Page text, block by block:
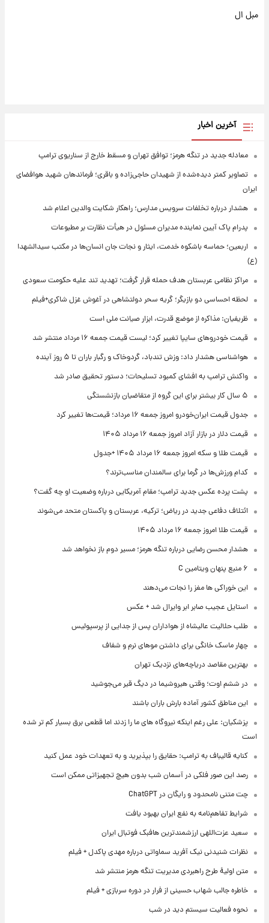
مبل ال
آخرین اخبار
معادله جدید در تنگه هرمز؛ توافق تهران و مسقط خارج از سناریوی ترامپ
تصاویر کمتر دیده‌شده از شهیدان حاجی‌زاده و باقری؛ فرماندهان شهید هوافضای
ایران
هشدار درباره تخلفات سرویس مدارس؛ راهکار شکایت والدین اعلام شد
پدرام پاک آیین نماینده مدیران مسئول در هیأت نظارت بر مطبوعات
اربعین؛ حماسه باشکوه خدمت، ایثار و نجات جان انسان‌ها در مکتب سیدالشهدا
(ع)
مراکز نظامی عربستان هدف حمله قرار گرفت؛ تهدید تند علیه حکومت سعودی
لحظه احساسی دو بازیگر؛ گریه سحر دولتشاهی در آغوش غزل شاکری+فیلم
ظریفیان: مذاکره از موضع قدرت، ابزار صیانت ملی است
قیمت خودروهای سایپا تغییر کرد؛ لیست قیمت جمعه ۱۶ مرداد منتشر شد
هواشناسی هشدار داد: وزش تندباد، گردوخاک و رگبار باران تا ۵ روز آینده
واکنش ترامپ به افشای کمبود تسلیحات؛ دستور تحقیق صادر شد
۵ سال کار بیشتر برای این گروه از متقاضیان بازنشستگی
جدول قیمت ایران‌خودرو امروز جمعه ۱۶ مرداد؛ قیمت‌ها تغییر کرد
قیمت دلار در بازار آزاد امروز جمعه ۱۶ مرداد ۱۴۰۵
قیمت طلا و سکه امروز جمعه ۱۶ مرداد ۱۴۰۵ +جدول
کدام ورزش‌ها در گرما برای سالمندان مناسب‌ترند؟
پشت پرده عکس جدید ترامپ؛ مقام آمریکایی درباره وضعیت او چه گفت؟
ائتلاف دفاعی جدید در ریاض؛ ترکیه، عربستان و پاکستان متحد می‌شوند
قیمت طلا امروز جمعه ۱۶ مرداد ۱۴۰۵
هشدار محسن رضایی درباره تنگه هرمز؛ مسیر دوم باز نخواهد شد
۶ منبع پنهان ویتامین C
این خوراکی ها مغز را نجات می‌دهند
استایل عجیب صابر ابر وایرال شد + عکس
طلب حلالیت عالیشاه از هواداران پس از جدایی از پرسپولیس
چهار ماسک خانگی برای داشتن موهای نرم و شفاف
بهترین مقاصد دریاچه‌های نزدیک تهران
در ششم اوت؛ وقتی هیروشیما در دیگ قیر می‌جوشید
این مناطق کشور آماده بارش باران باشند
پزشکیان: علی رغم اینکه نیروگاه های ما را زدند اما قطعی برق بسیار کم تر شده
است
کنایه قالیباف به ترامپ: حقایق را بپذیرید و به تعهدات خود عمل کنید
رصد این صور فلکی در آسمان شب بدون هیچ تجهیزاتی ممکن است
چت متنی نامحدود و رایگان در ChatGPT
شرایط تفاهم‌نامه به نفع ایران بهبود یافت
سعید عزت‌اللهی ارزشمندترین هافبک فوتبال ایران
نظرات شنیدنی نیک آفرید سماواتی درباره مهدی پاکدل + فیلم
متن اولیۀ طرح راهبردی مدیریت تنگه هرمز منتشر شد
خاطره جالب شهاب حسینی از فرار در دوره سربازی + فیلم
نحوه فعالیت سیستم دید در شب